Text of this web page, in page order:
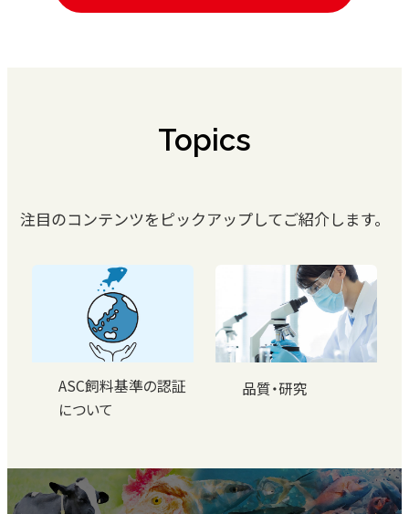
Topics
注目のコンテンツをピックアップしてご紹介します。
ASC飼料基準の認証
について
品質・研究